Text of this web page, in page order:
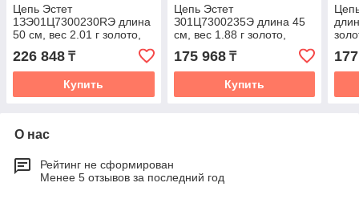
Цепь Эстет
1ЗЭ01Ц7300230RЭ длина
50 см, вес 2.01 г золото,
плетение якорное
226 848 ₸
Купить
Цепь Эстет
З01Ц7300235Э длина 45
см, вес 1.88 г золото,
плетение якорное
175 968₸
Купить
О нас
Рейтинг не сформирован
Менее 5 отзывов за последний год